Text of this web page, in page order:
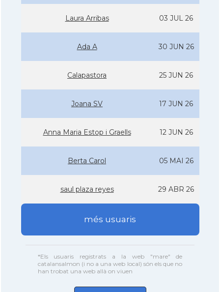
Laura Arribas 03 JUL 26
Ada A 30 JUN 26
Calapastora 25 JUN 26
Joana SV 17 JUN 26
Anna Maria Estop i Graells 12 JUN 26
Berta Carol 05 MAI 26
saul plaza reyes 29 ABR 26
més usuaris
*Els usuaris registrats a la web "mare" de
catalansalmon (i no a una web local) són els que no
han trobat una web allà on viuen